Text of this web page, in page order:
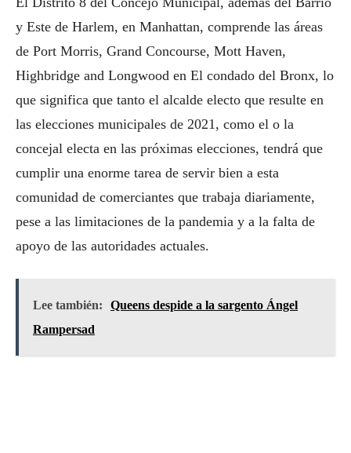
y Este de Harlem, en Manhattan, comprende las áreas
de Port Morris, Grand Concourse, Mott Haven,
Highbridge and Longwood en El condado del Bronx, lo
que significa que tanto el alcalde electo que resulte en
las elecciones municipales de 2021, como el o la
concejal electa en las próximas elecciones, tendrá que
cumplir una enorme tarea de servir bien a esta
comunidad de comerciantes que trabaja diariamente,
pese a las limitaciones de la pandemia y a la falta de
apoyo de las autoridades actuales.
Lee también:
Queens despide a la sargento Ángel
Rampersad